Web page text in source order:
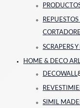
SCRAPERS
HOME & DECO
DECOWALL
SIMIL